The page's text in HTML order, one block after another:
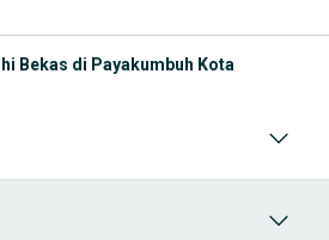
bisa langsung membandingkan
Bekas di Payakumbuh Kota